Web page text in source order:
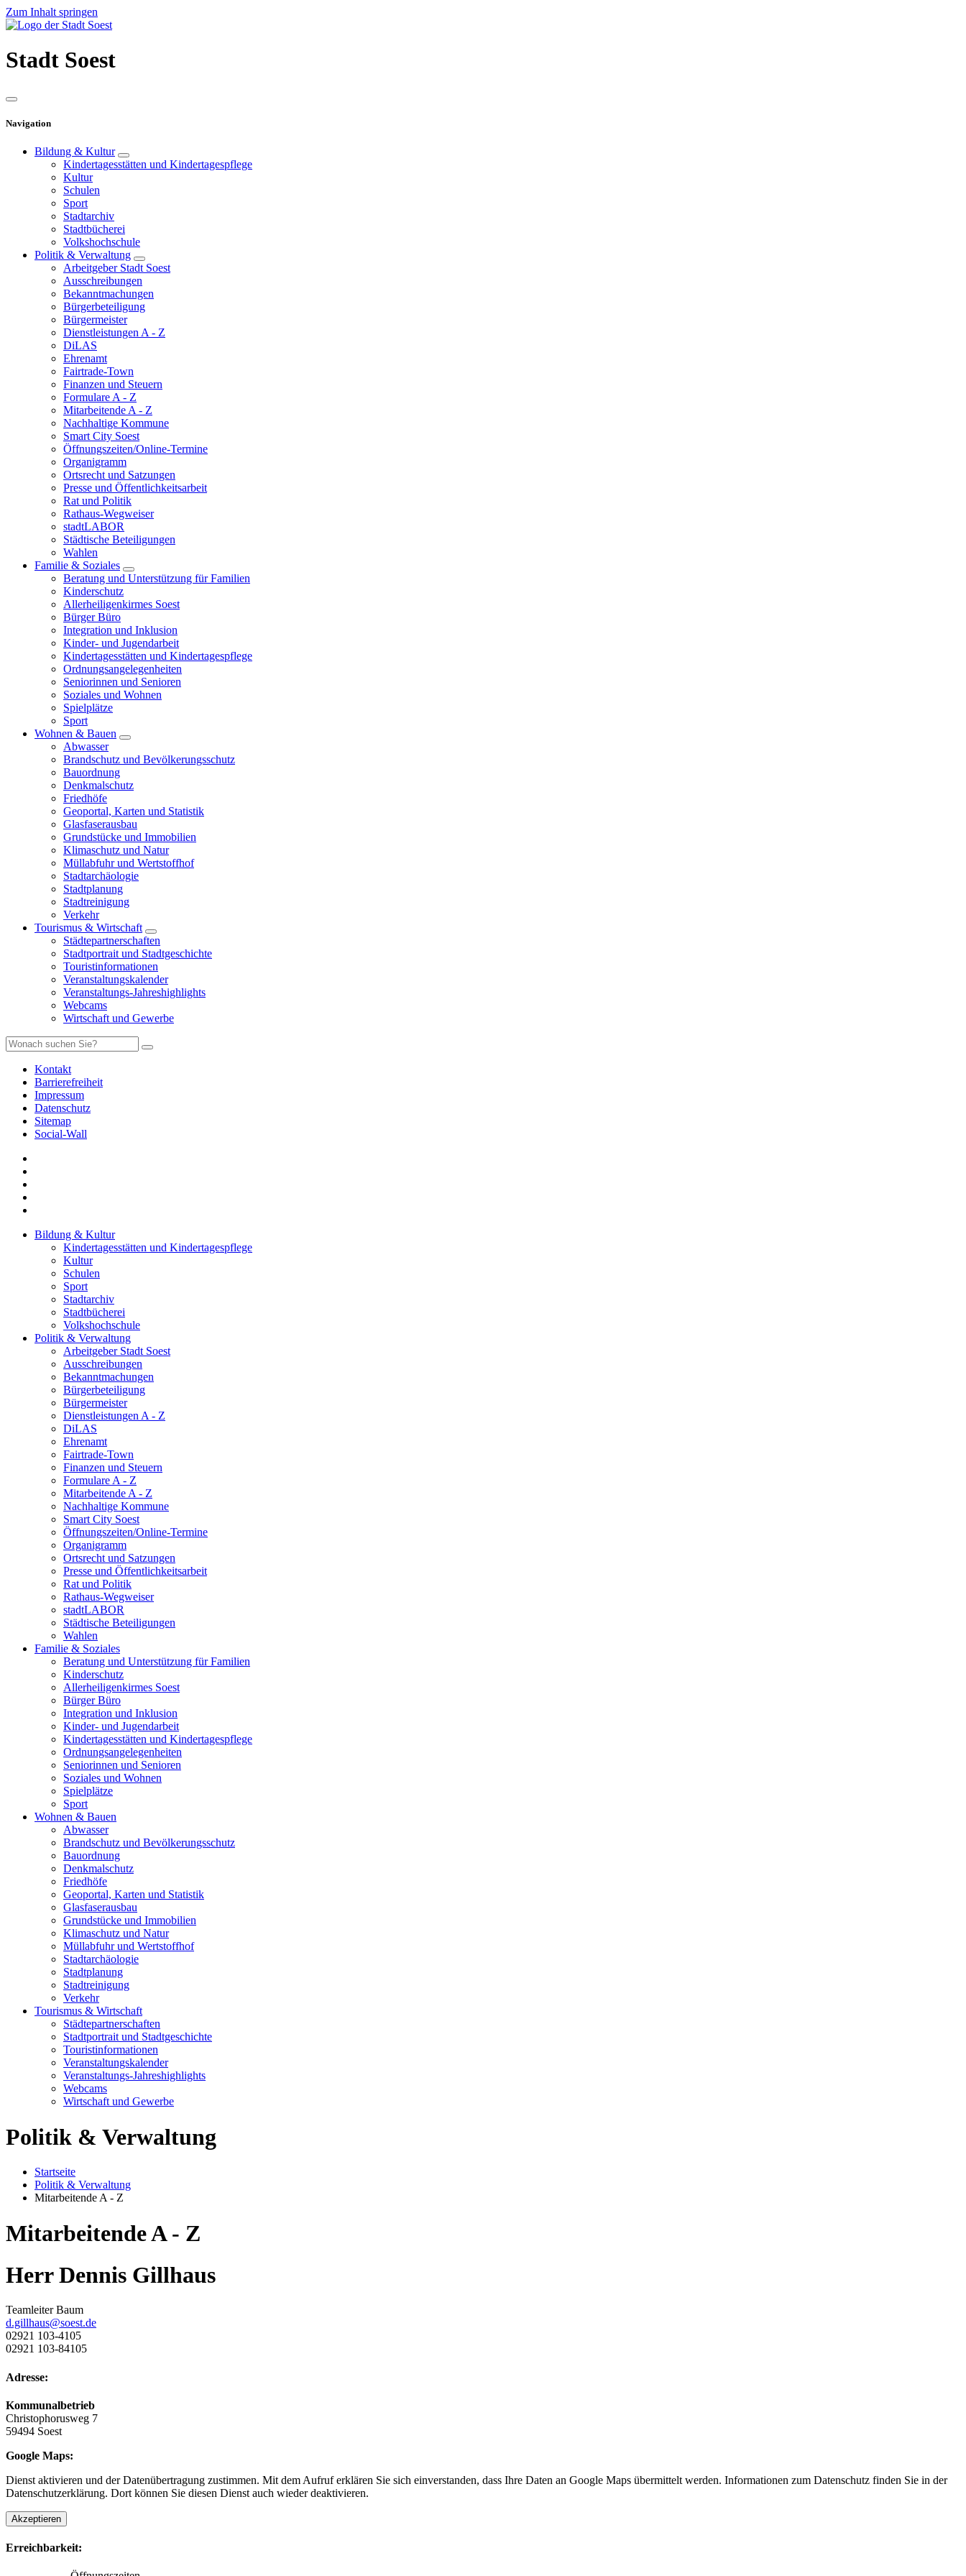
Zum Inhalt springen
Stadt Soest
Navigation
Bildung & Kultur
Kindertagesstätten und Kindertagespflege
Kultur
Schulen
Sport
Stadtarchiv
Stadtbücherei
Volkshochschule
Politik & Verwaltung
Arbeitgeber Stadt Soest
Ausschreibungen
Bekanntmachungen
Bürgerbeteiligung
Bürgermeister
Dienstleistungen A - Z
DiLAS
Ehrenamt
Fairtrade-Town
Finanzen und Steuern
Formulare A - Z
Mitarbeitende A - Z
Nachhaltige Kommune
Smart City Soest
Öffnungszeiten/Online-Termine
Organigramm
Ortsrecht und Satzungen
Presse und Öffentlichkeitsarbeit
Rat und Politik
Rathaus-Wegweiser
stadtLABOR
Städtische Beteiligungen
Wahlen
Familie & Soziales
Beratung und Unterstützung für Familien
Kinderschutz
Allerheiligenkirmes Soest
Bürger Büro
Integration und Inklusion
Kinder- und Jugendarbeit
Kindertagesstätten und Kindertagespflege
Ordnungsangelegenheiten
Seniorinnen und Senioren
Soziales und Wohnen
Spielplätze
Sport
Wohnen & Bauen
Abwasser
Brandschutz und Bevölkerungsschutz
Bauordnung
Denkmalschutz
Friedhöfe
Geoportal, Karten und Statistik
Glasfaserausbau
Grundstücke und Immobilien
Klimaschutz und Natur
Müllabfuhr und Wertstoffhof
Stadtarchäologie
Stadtplanung
Stadtreinigung
Verkehr
Tourismus & Wirtschaft
Städtepartnerschaften
Stadtportrait und Stadtgeschichte
Touristinformationen
Veranstaltungskalender
Veranstaltungs-Jahreshighlights
Webcams
Wirtschaft und Gewerbe
Kontakt
Barrierefreiheit
Impressum
Datenschutz
Sitemap
Social-Wall
Bildung & Kultur
Kindertagesstätten und Kindertagespflege
Kultur
Schulen
Sport
Stadtarchiv
Stadtbücherei
Volkshochschule
Politik & Verwaltung
Arbeitgeber Stadt Soest
Ausschreibungen
Bekanntmachungen
Bürgerbeteiligung
Bürgermeister
Dienstleistungen A - Z
DiLAS
Ehrenamt
Fairtrade-Town
Finanzen und Steuern
Formulare A - Z
Mitarbeitende A - Z
Nachhaltige Kommune
Smart City Soest
Öffnungszeiten/Online-Termine
Organigramm
Ortsrecht und Satzungen
Presse und Öffentlichkeitsarbeit
Rat und Politik
Rathaus-Wegweiser
stadtLABOR
Städtische Beteiligungen
Wahlen
Familie & Soziales
Beratung und Unterstützung für Familien
Kinderschutz
Allerheiligenkirmes Soest
Bürger Büro
Integration und Inklusion
Kinder- und Jugendarbeit
Kindertagesstätten und Kindertagespflege
Ordnungsangelegenheiten
Seniorinnen und Senioren
Soziales und Wohnen
Spielplätze
Sport
Wohnen & Bauen
Abwasser
Brandschutz und Bevölkerungsschutz
Bauordnung
Denkmalschutz
Friedhöfe
Geoportal, Karten und Statistik
Glasfaserausbau
Grundstücke und Immobilien
Klimaschutz und Natur
Müllabfuhr und Wertstoffhof
Stadtarchäologie
Stadtplanung
Stadtreinigung
Verkehr
Tourismus & Wirtschaft
Städtepartnerschaften
Stadtportrait und Stadtgeschichte
Touristinformationen
Veranstaltungskalender
Veranstaltungs-Jahreshighlights
Webcams
Wirtschaft und Gewerbe
Politik & Verwaltung
Startseite
Politik & Verwaltung
Mitarbeitende A - Z
Mitarbeitende A - Z
Herr Dennis Gillhaus
Teamleiter Baum
d.gillhaus@soest.de
02921 103-4105
02921 103-84105
Adresse:
Kommunalbetrieb
Christophorusweg 7
59494 Soest
Google Maps:
Dienst aktivieren und der Datenübertragung zustimmen. Mit dem Aufruf erklären Sie sich einverstanden, dass Ihre Daten an Google Maps übermittelt werden. Informationen zum Datenschutz finden Sie in der
Datenschutzerklärung. Dort können Sie diesen Dienst auch wieder deaktivieren.
Akzeptieren
Erreichbarkeit: